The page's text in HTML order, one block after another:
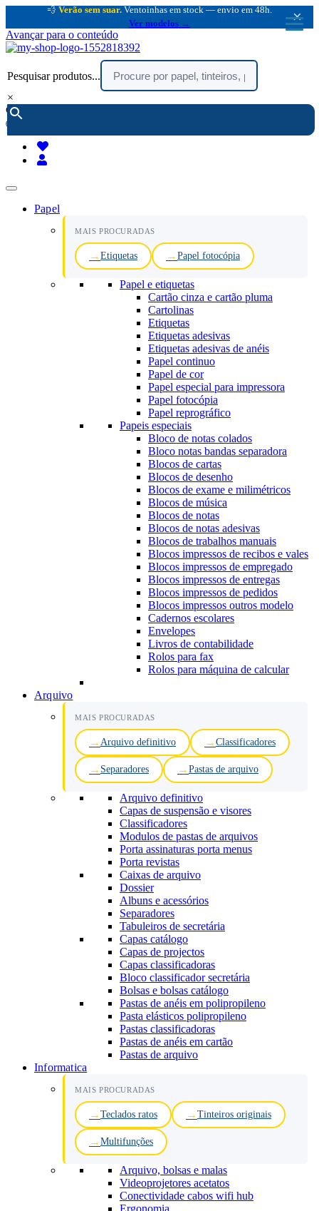
💨 Verão sem suar. Ventoinhas em stock — envio em 48h.
Ver modelos →
×
Avançar para o conteúdo
Pesquisar produtos...
×
encomendar por telefone :
(chamada rede fixa nacional)
Papel
MAIS PROCURADAS
Etiquetas Papel fotocópia
Papel e etiquetas
Cartão cinza e cartão pluma
Cartolinas
Etiquetas
Etiquetas adesivas
Etiquetas adesivas de anéis
Papel continuo
Papel de cor
Papel especial para impressora
Papel fotocópia
Papel reprográfico
Papeis especiais
Bloco de notas colados
Bloco notas bandas separadora
Blocos de cartas
Blocos de desenho
Blocos de exame e milimétricos
Blocos de música
Blocos de notas
Blocos de notas adesivas
Blocos de trabalhos manuais
Blocos impressos de recibos e vales
Blocos impressos de empregado
Blocos impressos de entregas
Blocos impressos de pedidos
Blocos impressos outros modelo
Cadernos escolares
Envelopes
Livros de contabilidade
Rolos para fax
Rolos para máquina de calcular
Arquivo
MAIS PROCURADAS
Arquivo definitivo Classificadores
Separadores Pastas de arquivo
Arquivo definitivo
Capas de suspensão e visores
Classificadores
Modulos de pastas de arquivos
Porta assinaturas porta menus
Porta revistas
Caixas de arquivo
Dossier
Albuns e acessórios
Separadores
Tabuleiros de secretária
Capas catálogo
Capas de projectos
Capas classificadoras
Bloco classificador secretária
Bolsas e bolsas catálogo
Pastas de anéis em polipropileno
Pasta elásticos polipropileno
Pastas classificadoras
Pastas de anéis em cartão
Pastas de arquivo
Informatica
MAIS PROCURADAS
Teclados ratos Tinteiros originais
Multifunções
Arquivo, bolsas e malas
Videoprojetores acetatos
Conectividade cabos wifi hub
Ergonomia